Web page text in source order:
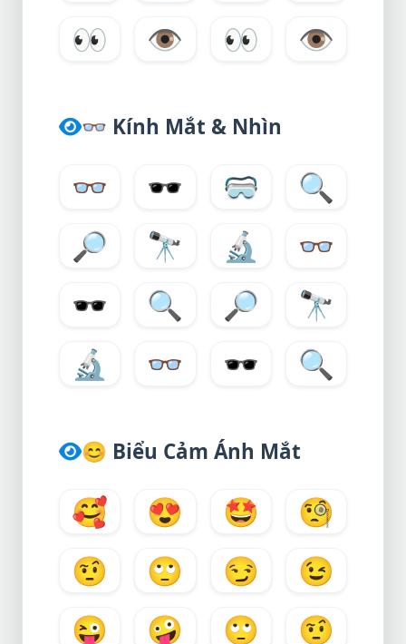
👀
👁️ 👀 👁
👓 Kính Mắt & Nhìn
👓 🕶️ 🥽
🔍
🔎
🔭 🔬
👓
🕶️
🔍 🔎
🔭
🔬
👓 🕶️ 🔍
😊 Biểu Cảm Ánh Mắt
🥰 😍 🤩
🧐
🤨
🙄 😏
😉
😜
🤪 🙄
🤨